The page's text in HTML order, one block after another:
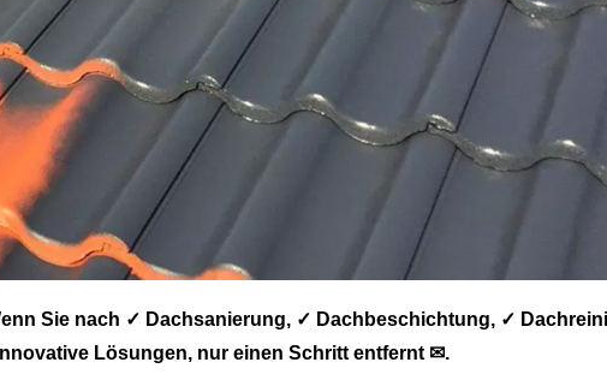
Sie nach ✓ Dachsanierung, ✓ Dachbeschichtung, ✓
Lösungen, nur einen Schritt entfernt ✉.